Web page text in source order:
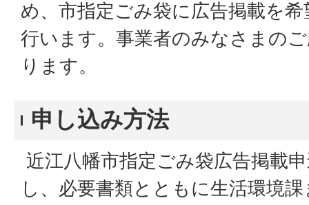
め、市指定ごみ袋に広告掲載を
行います。事業者のみなさまの
ります。
申し込み方法
近江八幡市指定ごみ袋広告掲載
し、必要書類とともに生活環境